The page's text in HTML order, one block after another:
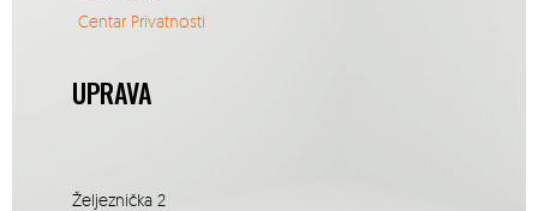
Centar Privatnosti
UPRAVA
Željeznička 2